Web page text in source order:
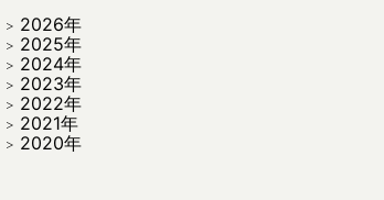
2026年
2025年
2024年
2023年
2022年
2021年
2020年